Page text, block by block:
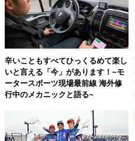
辛いこともすべてひっくるめて楽し
いと言える「今」があります！~モ
ータースポーツ現場最前線 海外修
行中のメカニックと語る~